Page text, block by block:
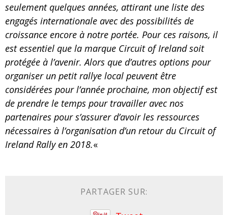
seulement quelques années, attirant une liste des
engagés internationale avec des possibilités de
croissance encore à notre portée. Pour ces raisons, il
est essentiel que la marque Circuit of Ireland soit
protégée à l’avenir. Alors que d’autres options pour
organiser un petit rallye local peuvent être
considérées pour l’année prochaine, mon objectif est
de prendre le temps pour travailler avec nos
partenaires pour s’assurer d’avoir les ressources
nécessaires à l’organisation d’un retour du Circuit of
Ireland Rally en 2018.«
PARTAGER SUR: